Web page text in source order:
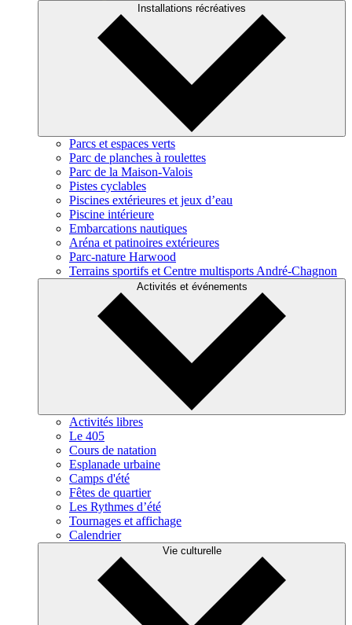
Installations récréatives
Parcs et espaces verts
Parc de planches à roulettes
Parc de la Maison-Valois
Pistes cyclables
Piscines extérieures et jeux d’eau
Piscine intérieure
Embarcations nautiques
Aréna et patinoires extérieures
Parc-nature Harwood
Terrains sportifs et Centre multisports André-Chagnon
Activités et événements
Activités libres
Le 405
Cours de natation
Esplanade urbaine
Camps d'été
Fêtes de quartier
Les Rythmes d’été
Tournages et affichage
Calendrier
Vie culturelle